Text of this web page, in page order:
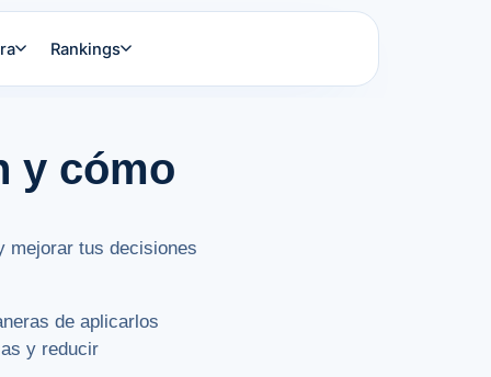
Rankings
y cómo
mejorar tus decisiones
de aplicarlos
y reducir